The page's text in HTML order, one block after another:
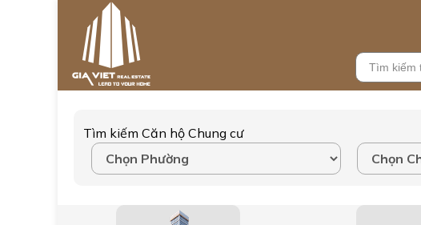
Tìm kiếm Căn hộ Chung cư